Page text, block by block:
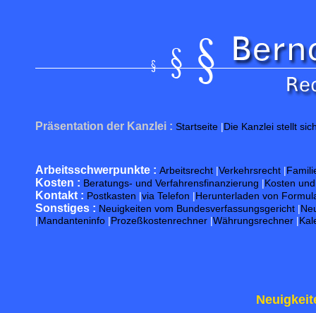
Präsentation der Kanzlei : Startseite |Die Kanzlei stellt
Arbeitsschwerpunkte : Arbeitsrecht |Verkehrsrecht |
Kosten : Beratungs- und Verfahrensfinanzierung |Kosten
Kontakt : Postkasten |via Telefon |Herunterladen von
Sonstiges : Neuigkeiten vom Bundesverfassungsgericht |
|Mandanteninfo |Prozeßkostenrechner |Währungsrechner |